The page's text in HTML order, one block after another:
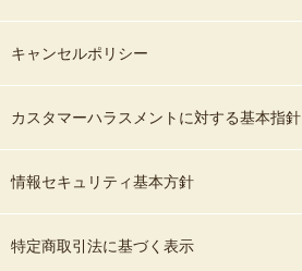
キャンセルポリシー
カスタマーハラスメントに対する基本指針
情報セキュリティ基本方針
特定商取引法に基づく表示